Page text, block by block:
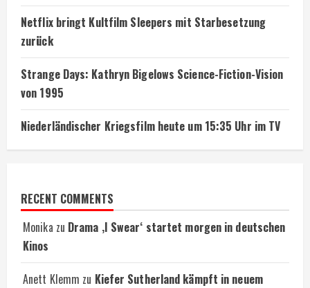
Netflix bringt Kultfilm Sleepers mit Starbesetzung
zurück
Strange Days: Kathryn Bigelows Science-Fiction-Vision
von 1995
Niederländischer Kriegsfilm heute um 15:35 Uhr im TV
RECENT COMMENTS
Monika zu Drama ‚I Swear‘ startet morgen in deutschen
Kinos
Anett Klemm zu Kiefer Sutherland kämpft in neuem